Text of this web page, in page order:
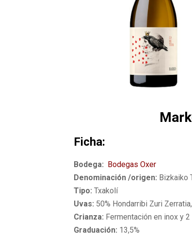
Ficha:
Bodega: Bodegas Oxer
Denominación /origen: Bizkaiko
Tipo: Txakolí
Uvas: 50% Hondarribi Zuri
Crianza: Fermentación en inox y
Graduación: 13,5%